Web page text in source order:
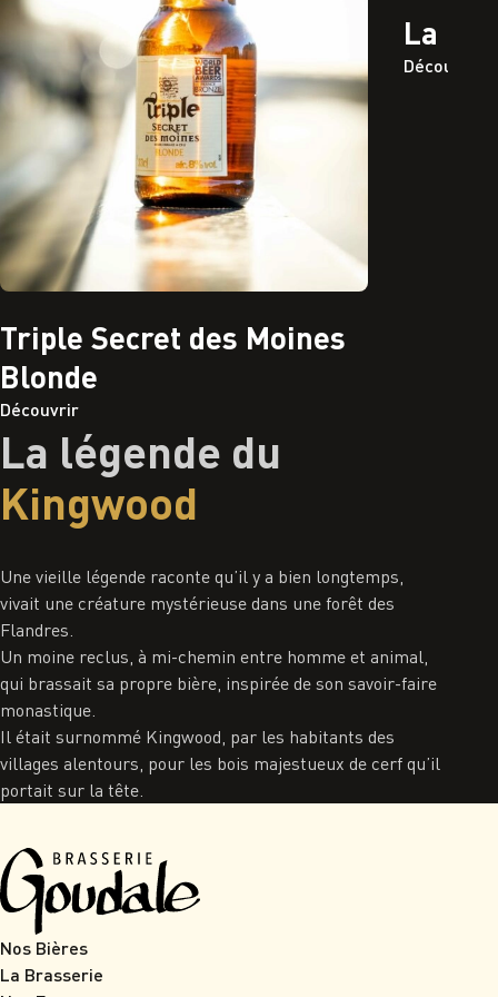
Triple Secret des Moines
Blonde
Découvrir
La
Découvrir
La légende du
Kingwood
Une vieille légende raconte qu’il y a bien longtemps,
vivait une créature mystérieuse dans une forêt des
Flandres.
Un moine reclus, à mi-chemin entre homme et animal,
qui brassait sa propre bière, inspirée de son savoir-faire
monastique.
Il était surnommé Kingwood, par les habitants des
villages alentours, pour les bois majestueux de cerf qu’il
portait sur la tête.
Nos Bières
La Brasserie